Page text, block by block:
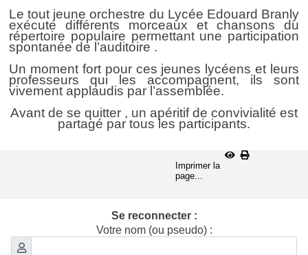
Le tout jeune orchestre du Lycée Edouard Branly
exécute différents morceaux et chansons du
répertoire populaire permettant une participation
spontanée de l’auditoire .
Un moment fort pour ces jeunes lycéens et leurs
professeurs qui les accompagnent, ils sont
vivement applaudis par l’assemblée.
Avant de se quitter , un apéritif de convivialité est
partagé par tous les participants.
Imprimer la
page...
Se reconnecter :
Votre nom (ou pseudo) :